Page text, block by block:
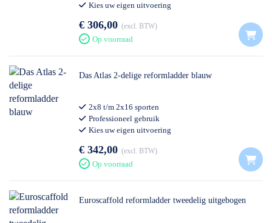
Kies uw eigen uitvoering
€ 306,00 excl. BTW
Op voorraad
Das Atlas 2-delige reformladder blauw
2x8 t/m 2x16 sporten
Professioneel gebruik
Kies uw eigen uitvoering
€ 342,00 excl. BTW
Op voorraad
Euroscaffold reformladder tweedelig uitgebogen